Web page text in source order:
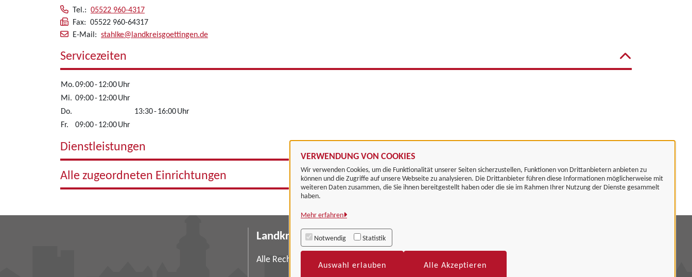
VERWENDUNG VON COOKIES
Wir verwenden Cookies, um die Funktionalität unserer Seiten sicherzustellen, Funktionen von Drittanbietern anbieten zu
können und die Zugriffe auf unsere Webseite zu analysieren. Die Drittanbieter führen diese Informationen möglicherweise mit
weiteren Daten zusammen, die Sie ihnen bereitgestellt haben oder die sie im Rahmen Ihrer Nutzung der Dienste gesammelt
haben.
Mehr erfahren
Notwendig Statistik
Auswahl erlauben Alle Akzeptieren
Tel.: 05522 960-4317
Fax: 05522 960-64317
E-Mail: stahlke@landkreisgoettingen.de
Servicezeiten
Mo.09:00-12:00Uhr
Mi. 09:00-12:00Uhr
Do.
13:30-16:00Uhr
Fr.
09:00-12:00Uhr
Dienstleistungen
Alle zugeordneten Einrichtungen
Landkreis Göttingen
Alle Rechte vorbehalten